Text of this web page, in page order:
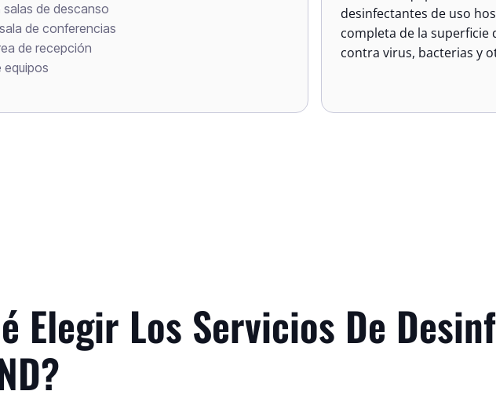
salas de descanso
de conferencias
de recepción
equipos
desinfectantes de uso
completa de la superficie
contra virus, bacterias y
Elegir Los Servicios De